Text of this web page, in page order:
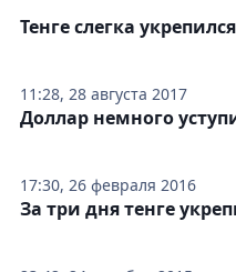
11:28, 28 августа 2017
Тенге слегка укрепился
17:30, 26 февраля 2016
Доллар немного
За три дня тенге